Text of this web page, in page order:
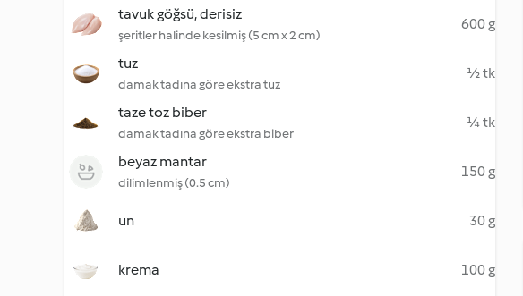
tavuk göğsü, derisiz
şeritler halinde kesilmiş (5 cm x 2 cm)
600 g
tuz
damak tadına göre ekstra tuz
½ tk
taze toz biber
damak tadına göre ekstra biber
¼ tk
beyaz mantar
dilimlenmiş (0.5 cm)
150 g
un 30 g
krema 100 g